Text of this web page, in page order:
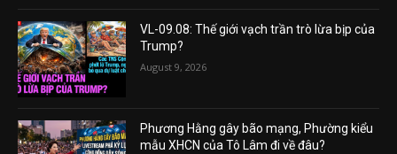
VL-09.08: Thế giới vạch trần trò lừa bịp của
Trump?
August 9, 2026
Phương Hằng gây bão mạng, Phường kiểu
mẫu XHCN của Tô Lâm đi về đâu?